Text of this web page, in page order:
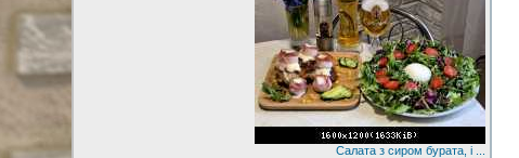
Салата з сиром бурата, і ...